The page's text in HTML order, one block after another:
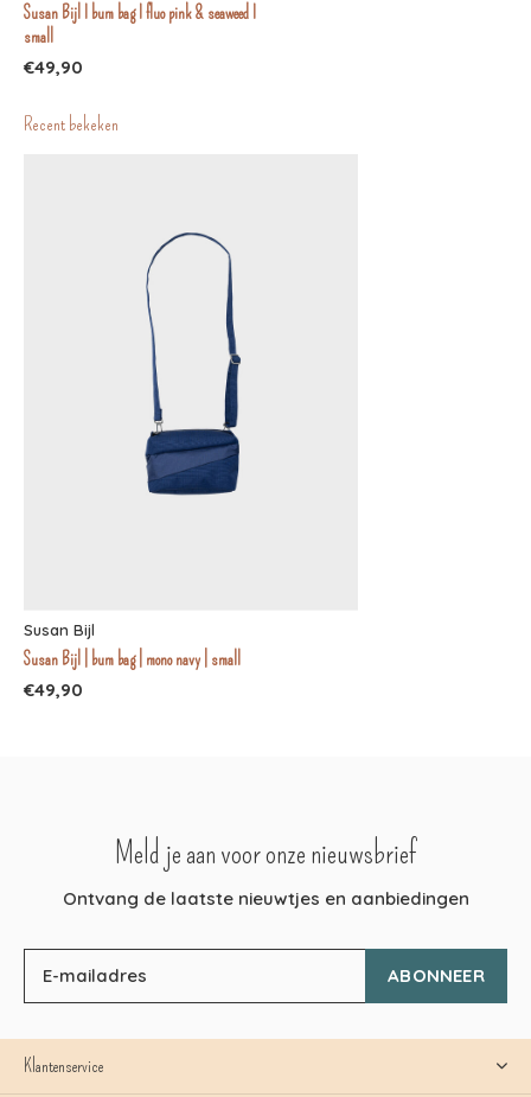
Susan Bijl I bum bag I fluo pink & seaweed I
small
€49,90
Recent bekeken
Susan Bijl
Susan Bijl | bum bag | mono navy | small
€49,90
Meld je aan voor onze nieuwsbrief
Ontvang de laatste nieuwtjes en aanbiedingen
ABONNEER
Klantenservice